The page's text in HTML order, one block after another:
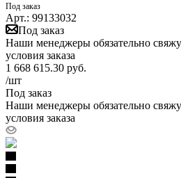
Под заказ
Арт.: 99133032
Под заказ
Наши менеджеры обязательно
условия заказа
1 668 615.30 руб.
/шт
Под заказ
Наши менеджеры обязательно
условия заказа